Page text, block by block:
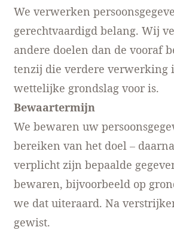
We verwerken
gerechtvaardigd belang. Wij
andere doelen dan de vooraf
tenzij die verdere verwerking
wettelijke grondslag voor is.
Bewaartermijn
We bewaren uw
bereiken van het doel –
verplicht zijn bepaalde
bewaren, bijvoorbeeld op
we dat uiteraard. Na
gewist.